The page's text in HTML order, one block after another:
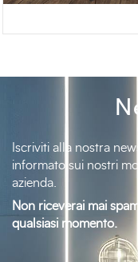
Iscriviti alla nostra
informato sui nostri
azienda.
Non riceverai mai
qualsiasi momento.